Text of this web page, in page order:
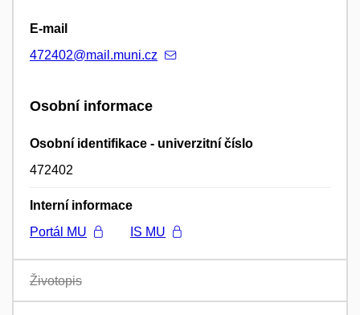
E-mail
472402@mail.muni.cz
Osobní informace
Osobní identifikace - univerzitní číslo
472402
Interní informace
Portál MU
IS MU
Životopis